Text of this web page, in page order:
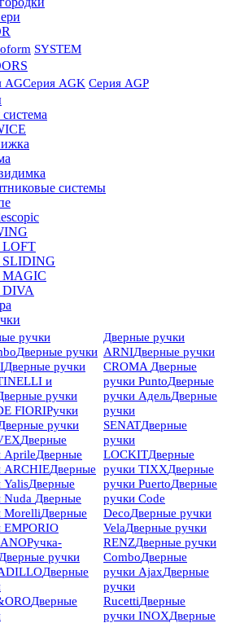
SYSTEM
AGСерия AGK Серия AGP
системы
ручки
Дверные ручки
Дверные ручки
и
ручки
FIORIРучки
ручки
Дверные
AprileДверные
ARCHIEДверные
YalisДверные
Nuda Дверные
MorelliДверные
EMPORIO
Ручка-
Дверные ручки
Дверные
Дверные
Дверные ручки
ARNIДверные ручки
CROMA Дверные
ручки PuntoДверные
ручки АдельДверные
ручки
SENATДверные
ручки
LOCKITДверные
ручки TIXXДверные
ручки PuertoДверные
ручки Code
DecoДверные ручки
VelaДверные ручки
RENZДверные ручки
ComboДверные
ручки AjaxДверные
ручки
RucettiДверные
ручки INOXДверные